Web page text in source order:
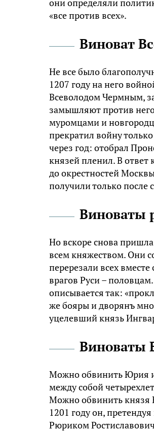
они определяли
«все против всех».
Виноват
Не все было
1207 году на него
Всеволодом Чермным,
замышляют против
муромцами и
прекратил войну
через год: отобрал
князей пленил. В
до окрестностей
получили только после
Виноваты
Но вскоре снова
всем княжеством. Они
перерезали всех
врагов Руси –
описывается так:
же бояры и дворянъ
уцелевший князь
Виноваты
Можно обвинить Юрия и
между собой
Можно обвинить князя
1201 году он,
Рюриком